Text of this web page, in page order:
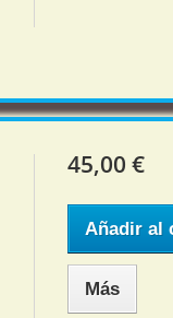
45,00 €
Añadir al
Más